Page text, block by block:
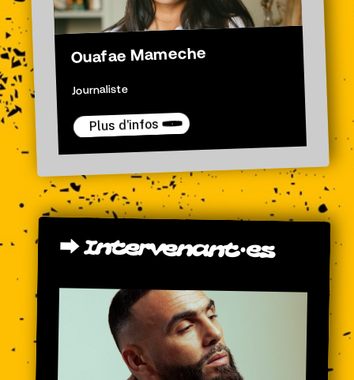
Ouafae Mameche
Journaliste
Plus d'infos
⮕Intervenant·es